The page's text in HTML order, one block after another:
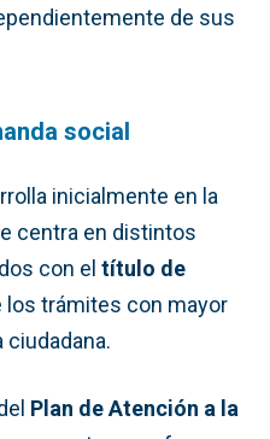
de sus
social
inicialmente en la
centra en distintos
con el título de
los trámites con mayor
Plan de Atención a la